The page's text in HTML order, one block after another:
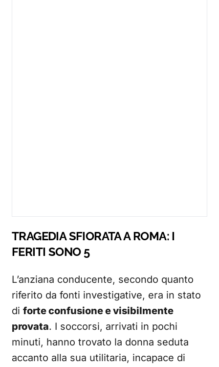
TRAGEDIA SFIORATA A ROMA: I
FERITI SONO 5
L’anziana conducente, secondo quanto
riferito da fonti investigative, era in stato
di forte confusione e visibilmente
provata. I soccorsi, arrivati in pochi
minuti, hanno trovato la donna seduta
accanto alla sua utilitaria, incapace di